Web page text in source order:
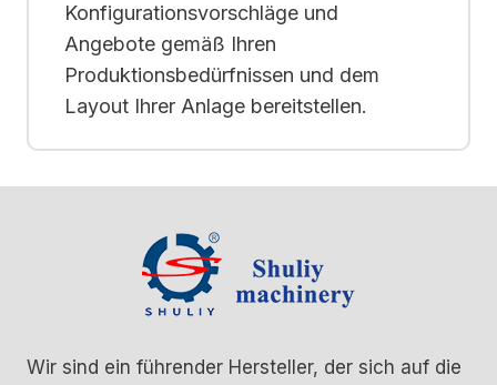
Konfigurationsvorschläge und
Angebote gemäß Ihren
Produktionsbedürfnissen und dem
Layout Ihrer Anlage bereitstellen.
Wir sind ein führender Hersteller, der sich auf die